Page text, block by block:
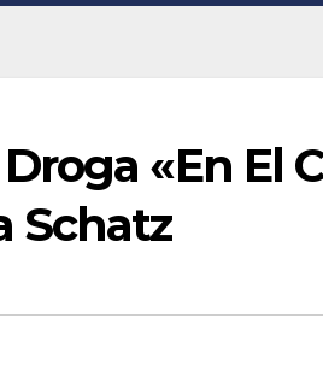
«En El
Schatz